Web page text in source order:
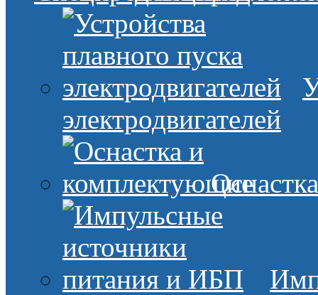
электродвигателей